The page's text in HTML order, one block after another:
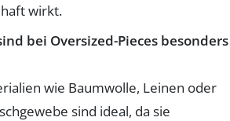
wirkt.
bei Oversized-Pieces besonders
wie Baumwolle, Leinen oder
sind ideal, da sie